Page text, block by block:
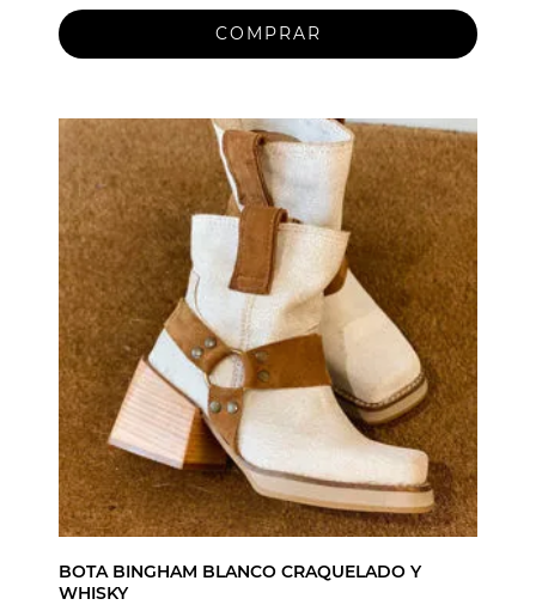
BOTA BINGHAM BLANCO CRAQUELADO Y
WHISKY